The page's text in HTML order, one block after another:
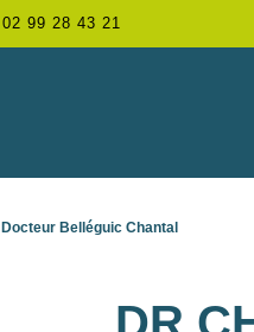
02 99 28 43 21
Docteur Belléguic Chantal